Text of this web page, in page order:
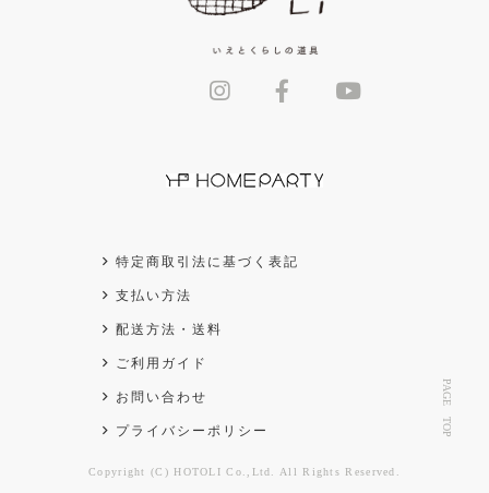
PAGE TOP
Copyright (C) HOTOLI Co.,Ltd. All Rights Reserved.
特定商取引法に基づく表記
支払い方法
配送方法・送料
ご利用ガイド
お問い合わせ
プライバシーポリシー